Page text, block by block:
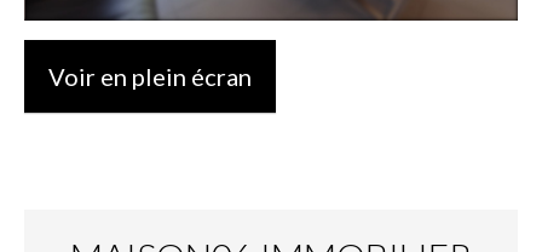
Voir en plein écran